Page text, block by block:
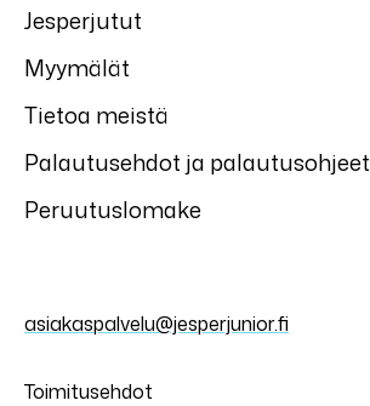
Jesperjutut
Myymälät
Tietoa meistä
Palautusehdot ja palautusohjeet
Peruutuslomake
asiakaspalvelu@jesperjunior.fi
Toimitusehdot